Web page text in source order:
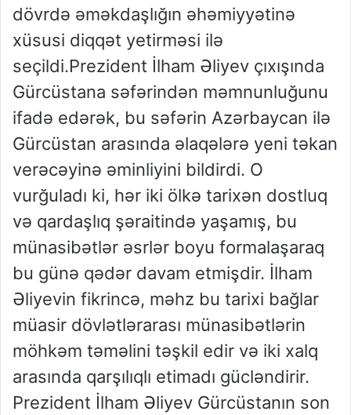
dövrdə əməkdaşlığın əhəmiyyətinə
xüsusi diqqət yetirməsi ilə
seçildi.Prezident İlham Əliyev çıxışında
Gürcüstana səfərindən məmnunluğunu
ifadə edərək, bu səfərin Azərbaycan ilə
Gürcüstan arasında əlaqələrə yeni təkan
verəcəyinə əminliyini bildirdi. O
vurğuladı ki, hər iki ölkə tarixən dostluq
və qardaşlıq şəraitində yaşamış, bu
münasibətlər əsrlər boyu formalaşaraq
bu günə qədər davam etmişdir. İlham
Əliyevin fikrincə, məhz bu tarixi bağlar
müasir dövlətlərarası münasibətlərin
möhkəm təməlini təşkil edir və iki xalq
arasında qarşılıqlı etimadı gücləndirir.
Prezident İlham Əliyev Gürcüstanın son